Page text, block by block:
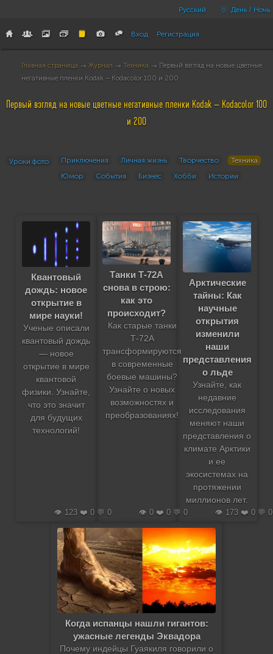
Русский День / Ночь
Вход Регистрация
Главная страница → Журнал → Техника → Первый взгляд на новые цветные
негативные пленки Kodak – Kodacolor 100 и 200
Первый взгляд на новые цветные негативные пленки Kodak – Kodacolor 100
и 200
Уроки фото Приключения Личная жизнь Творчество
Техника
Юмор
События Бизнес Хобби Истории
Квантовый
дождь: новое
открытие в
мире науки!
Ученые описали
квантовый дождь
— новое
открытие в мире
квантовой
физики. Узнайте,
что это значит
для будущих
технологий!
👁️ 123 ❤️ 0 💬 0
Танки Т-72А
снова в строю:
как это
происходит?
Как старые танки
Т-72А
трансформируются
в современные
боевые машины?
Узнайте о новых
возможностях и
преобразованиях!
👁️ 0 ❤️ 0 💬 0
Арктические
тайны: Как
научные
открытия
изменили
наши
представления
о льде
Узнайте, как
недавние
исследования
меняют наши
представления о
климате Арктики
и ее
экосистемах на
протяжении
миллионов лет.
👁️ 173 ❤️ 0 💬 0
Когда испанцы нашли гигантов:
ужасные легенды Эквадора
Почему индейцы Гуаякиля говорили о